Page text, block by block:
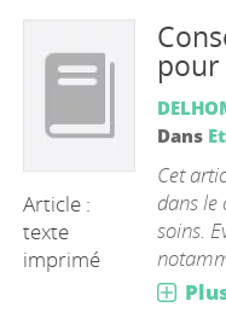
Article :
texte
imprimé
Dans
Cet
dans le
soins.